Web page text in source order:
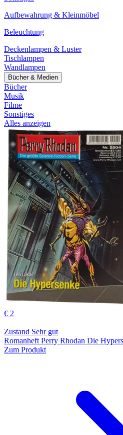
Aufbewahrung & Kleinmöbel
Beleuchtung
Deckenlampen & Luster
Tischlampen
Wandlampen
Bücher & Medien
Bücher
Musik
Filme
Sonstiges
Alles anzeigen
€ 2
Zustand Sehr gut
Romanheft Perry Rhodan Die
Zum Produkt